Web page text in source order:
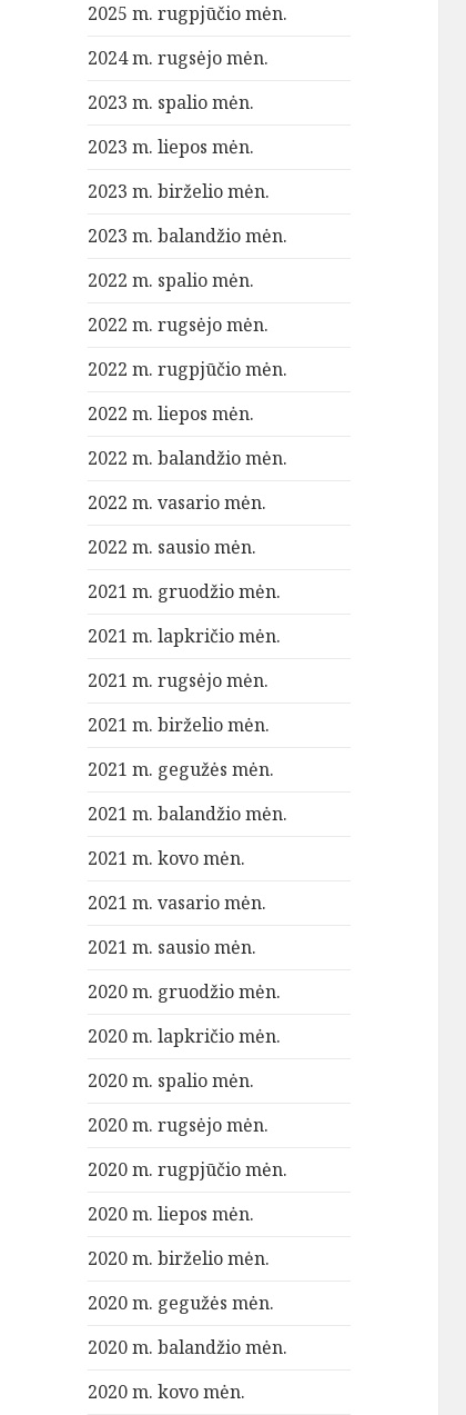
2025 m. rugpjūčio mėn.
2024 m. rugsėjo mėn.
2023 m. spalio mėn.
2023 m. liepos mėn.
2023 m. birželio mėn.
2023 m. balandžio mėn.
2022 m. spalio mėn.
2022 m. rugsėjo mėn.
2022 m. rugpjūčio mėn.
2022 m. liepos mėn.
2022 m. balandžio mėn.
2022 m. vasario mėn.
2022 m. sausio mėn.
2021 m. gruodžio mėn.
2021 m. lapkričio mėn.
2021 m. rugsėjo mėn.
2021 m. birželio mėn.
2021 m. gegužės mėn.
2021 m. balandžio mėn.
2021 m. kovo mėn.
2021 m. vasario mėn.
2021 m. sausio mėn.
2020 m. gruodžio mėn.
2020 m. lapkričio mėn.
2020 m. spalio mėn.
2020 m. rugsėjo mėn.
2020 m. rugpjūčio mėn.
2020 m. liepos mėn.
2020 m. birželio mėn.
2020 m. gegužės mėn.
2020 m. balandžio mėn.
2020 m. kovo mėn.